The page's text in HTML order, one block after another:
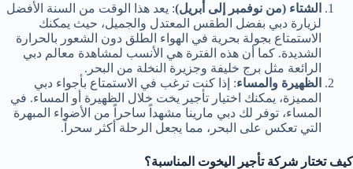
الشتاء (من نوفمبر إلى أبريل): يعد هذا الوقت من السنة الأفضل
لزيارة دبي بفضل الطقس المعتدل والجميل، حيث يمكنك
الاستمتاع بجولة بحرية في الهواء الطلق دون الشعور بالحرارة
الشديدة. كما أن هذه الفترة هي الأنسب لمشاهدة معالم دبي
الرائعة مثل برج خليفة وجزيرة النخلة من البحر.
الظهيرة والمساء: إذا كنت ترغب في الاستمتاع بأجواء دبي
المميزة، يمكنك اختيار تأجير يخت خلال الظهيرة أو المساء. في
المساء، توفر لك دبي مارينا مشهداً ساحراً من الأضواء المبهرة
التي تعكس على البحر، مما يجعل الرحلة أكثر سحراً.
كيف تختار شركة تأجير اليخوت المناسبة؟